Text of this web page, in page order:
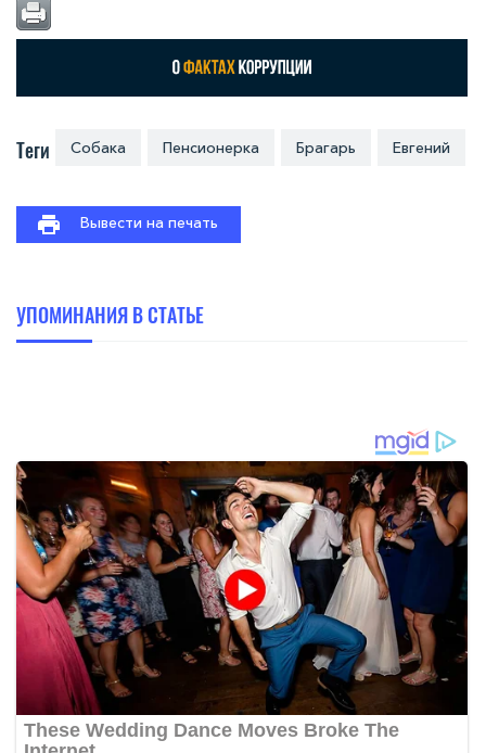
Теги Собака Пенсионерка Брагарь Евгений
Вывести на печать
УПОМИНАНИЯ В СТАТЬЕ